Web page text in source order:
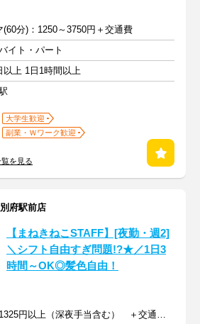
(60分)：1250～3750円＋交通費
イト・パート
以上 1日1時間以上
大学生歓迎
副業・Ｗワーク歓迎
を見る
府駅前店
【まねきねこSTAFF】[夜勤・週2]
＼シフト自由すぎ問題!?★／1日3
時間～OK◎髪色自由！
時給1325円以上（深夜手当含む） ＋交通費支給